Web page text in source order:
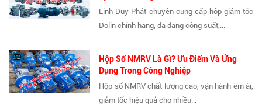
Linh Duy Phát chuyên cung cấp hộp giảm tốc
Dolin chính hãng, đa dạng công suất,...
Hộp Số NMRV Là Gì? Ưu Điểm Và Ứng
Dụng Trong Công Nghiệp
Hộp số NMRV chất lượng cao, vận hành êm ái,
giảm tốc hiệu quả cho nhiều...